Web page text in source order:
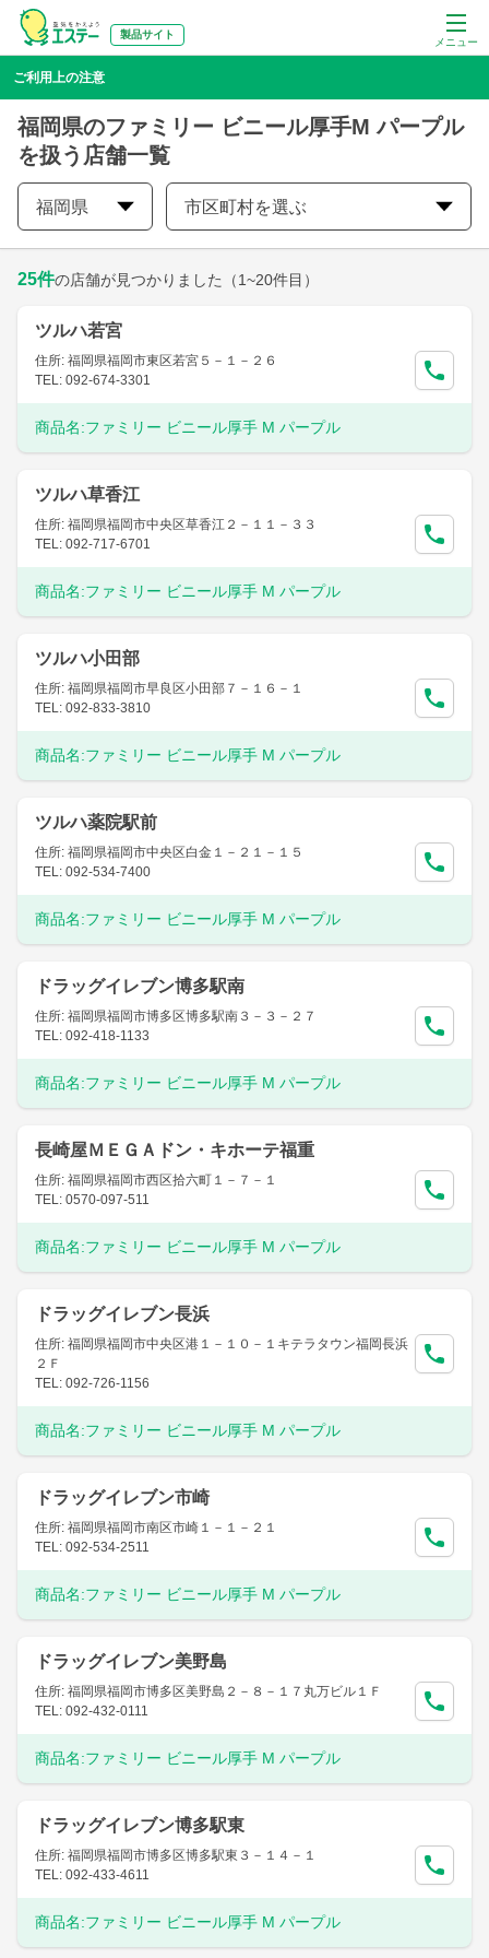
メニュー
製品サイト
ご利用上の注意
福岡県のファミリー ビニール厚手M パープル
を扱う店舗一覧
福岡県 市区町村を選ぶ
25件の店舗が見つかりました （1~20件目）
ツルハ若宮
住所: 福岡県福岡市東区若宮５－１－２６
TEL: 092-674-3301
商品名:ファミリー ビニール厚手 M パープル
ツルハ草香江
住所: 福岡県福岡市中央区草香江２－１１－３３
TEL: 092-717-6701
商品名:ファミリー ビニール厚手 M パープル
ツルハ小田部
住所: 福岡県福岡市早良区小田部７－１６－１
TEL: 092-833-3810
商品名:ファミリー ビニール厚手 M パープル
ツルハ薬院駅前
住所: 福岡県福岡市中央区白金１－２１－１５
TEL: 092-534-7400
商品名:ファミリー ビニール厚手 M パープル
ドラッグイレブン博多駅南
住所: 福岡県福岡市博多区博多駅南３－３－２７
TEL: 092-418-1133
商品名:ファミリー ビニール厚手 M パープル
長崎屋ＭＥＧＡドン・キホーテ福重
住所: 福岡県福岡市西区拾六町１－７－１
TEL: 0570-097-511
商品名:ファミリー ビニール厚手 M パープル
ドラッグイレブン長浜
住所: 福岡県福岡市中央区港１－１０－１キテラタウン福岡長浜
２Ｆ
TEL: 092-726-1156
商品名:ファミリー ビニール厚手 M パープル
ドラッグイレブン市崎
住所: 福岡県福岡市南区市崎１－１－２１
TEL: 092-534-2511
商品名:ファミリー ビニール厚手 M パープル
ドラッグイレブン美野島
住所: 福岡県福岡市博多区美野島２－８－１７丸万ビル１Ｆ
TEL: 092-432-0111
商品名:ファミリー ビニール厚手 M パープル
ドラッグイレブン博多駅東
住所: 福岡県福岡市博多区博多駅東３－１４－１
TEL: 092-433-4611
商品名:ファミリー ビニール厚手 M パープル